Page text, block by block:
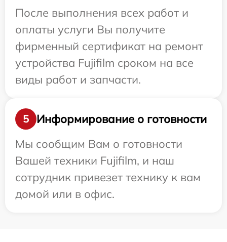
После выполнения всех работ и
оплаты услуги Вы получите
фирменный сертификат на ремонт
устройства Fujifilm сроком на все
виды работ и запчасти.
5
Информирование о готовности
Мы сообщим Вам о готовности
Вашей техники Fujifilm, и наш
сотрудник привезет технику к вам
домой или в офис.